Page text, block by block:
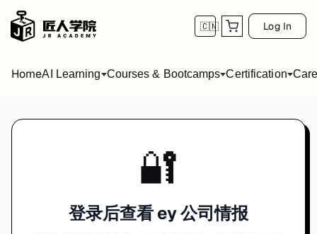
🇨🇳 Log In
HomeAI Learning Courses & Bootcamps Certification
🔐
登录后查看 ey 公司情报